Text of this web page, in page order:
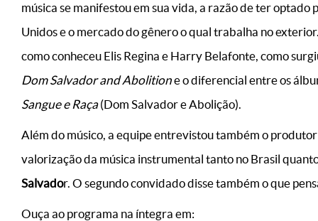
música se manifestou em sua vida, a razão de ter optado
Unidos e o mercado do gênero o qual trabalha no
como conheceu Elis Regina e Harry Belafonte, como
Dom Salvador and Abolitione o diferencial entre os
Sangue e Raça(Dom Salvador e Abolição).
Além do músico, a equipe entrevistou também o
valorização da música instrumental tanto no Brasil
Salvador. O segundo convidado disse também o que
Ouça ao programa na íntegra em: